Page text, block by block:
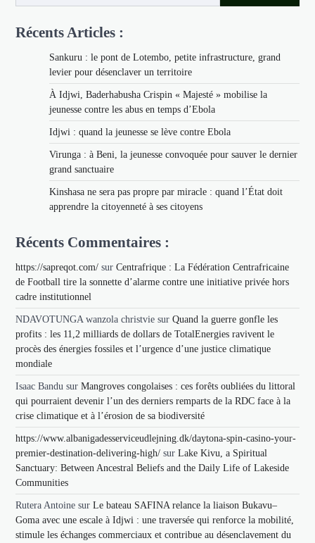
Récents Articles :
Sankuru : le pont de Lotembo, petite infrastructure, grand
levier pour désenclaver un territoire
À Idjwi, Baderhabusha Crispin « Majesté » mobilise la
jeunesse contre les abus en temps d’Ebola
Idjwi : quand la jeunesse se lève contre Ebola
Virunga : à Beni, la jeunesse convoquée pour sauver le dernier
grand sanctuaire
Kinshasa ne sera pas propre par miracle : quand l’État doit
apprendre la citoyenneté à ses citoyens
Récents Commentaires :
https://sapreqot.com/ surCentrafrique : La Fédération Centrafricaine
de Football tire la sonnette d’alarme contre une initiative privée hors
cadre institutionnel
NDAVOTUNGA wanzola christvie surQuand la guerre gonfle les
profits : les 11,2 milliards de dollars de TotalEnergies ravivent le
procès des énergies fossiles et l’urgence d’une justice climatique
mondiale
Isaac Bandu surMangroves congolaises : ces forêts oubliées du littoral
qui pourraient devenir l’un des derniers remparts de la RDC face à la
crise climatique et à l’érosion de sa biodiversité
https://www.albanigadesserviceudlejning.dk/daytona-spin-casino-your-
premier-destination-delivering-high/ surLake Kivu, a Spiritual
Sanctuary: Between Ancestral Beliefs and the Daily Life of Lakeside
Communities
Rutera Antoine surLe bateau SAFINA relance la liaison Bukavu–
Goma avec une escale à Idjwi : une traversée qui renforce la mobilité,
stimule les échanges commerciaux et contribue au désenclavement du